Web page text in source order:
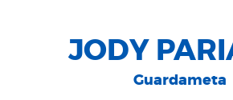
JODY
Guardameta